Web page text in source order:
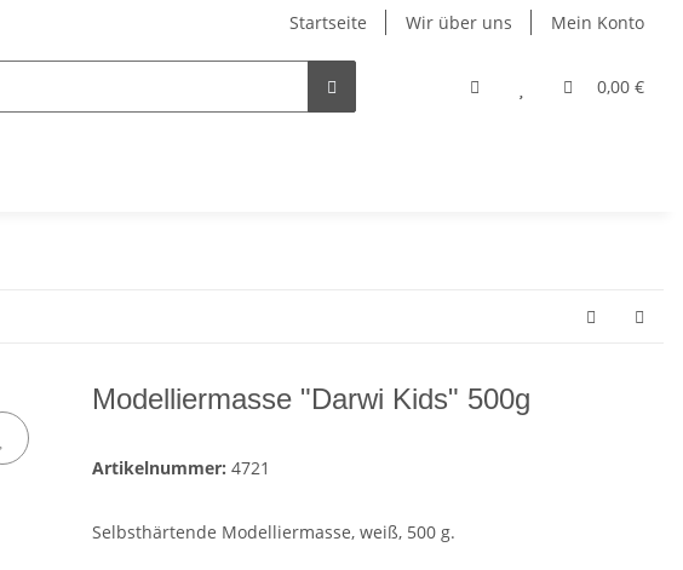
Startseite Wir über uns Mein Konto
0,00 €
Modelliermasse "Darwi Kids" 500g
Artikelnummer: 4721
Selbsthärtende Modelliermasse, weiß, 500 g.